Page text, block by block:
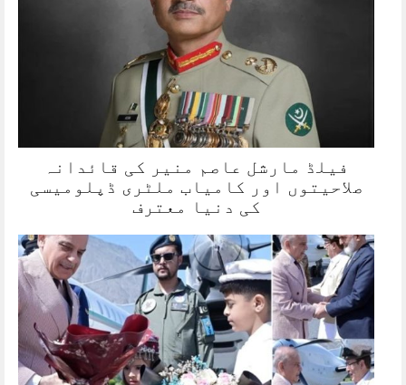
فیلڈ مارشل عاصم منیر کی قائدانہ
صلاحیتوں اور کامیاب ملٹری ڈپلومیسی
کی دنیا معترف